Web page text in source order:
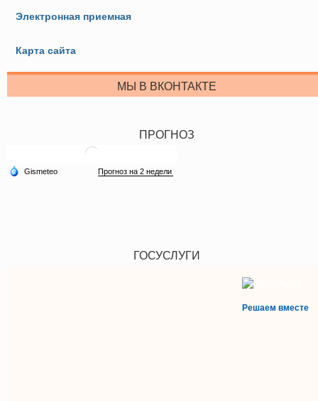
Электронная приемная
Карта сайта
МЫ В ВКОНТАКТЕ
ПРОГНОЗ
ГОСУСЛУГИ
Решаем вместе